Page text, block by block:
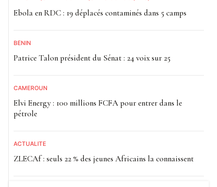
Ebola en RDC : 19 déplacés contaminés dans 5 camps
BÉNIN
Patrice Talon président du Sénat : 24 voix sur 25
CAMEROUN
Elvi Energy : 100 millions FCFA pour entrer dans le
pétrole
ACTUALITE
ZLECAf : seuls 22 % des jeunes Africains la connaissent